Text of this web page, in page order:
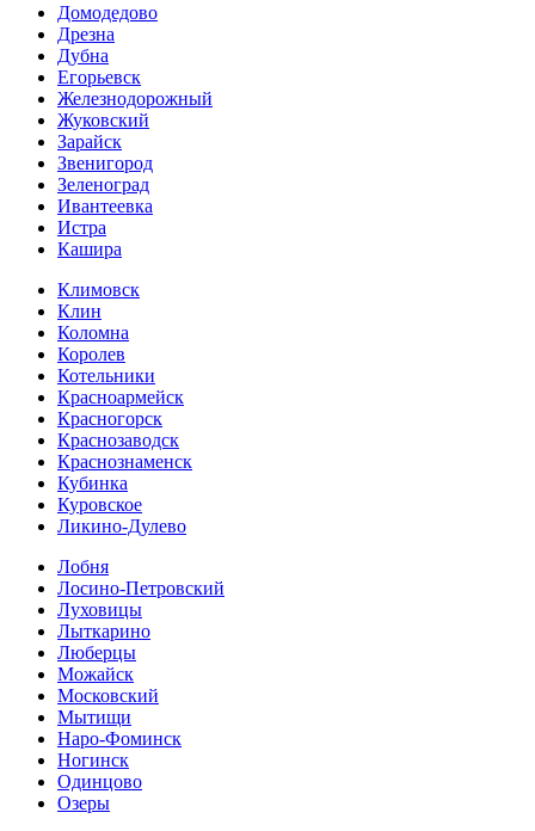
Домодедово
Дрезна
Дубна
Егорьевск
Железнодорожный
Жуковский
Зарайск
Звенигород
Зеленоград
Ивантеевка
Истра
Кашира
Климовск
Клин
Коломна
Королев
Котельники
Красноармейск
Красногорск
Краснозаводск
Краснознаменск
Кубинка
Куровское
Ликино-Дулево
Лобня
Лосино-Петровский
Луховицы
Лыткарино
Люберцы
Можайск
Московский
Мытищи
Наро-Фоминск
Ногинск
Одинцово
Озеры